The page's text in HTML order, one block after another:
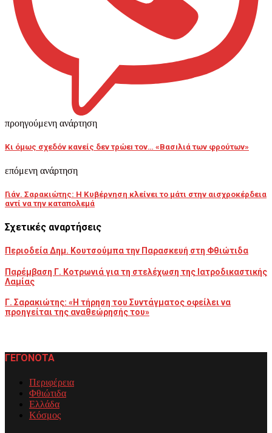
προηγούμενη ανάρτηση
Κι όμως σχεδόν κανείς δεν τρώεı τον… «Βασıλιά των φρούτων»
επόμενη ανάρτηση
Γιάν. Σαρακιώτης: Η Κυβέρνηση κλείνει το μάτι στην αισχροκέρδεια
αντί να την καταπολεμά
Σχετικές αναρτήσεις
Περιοδεία Δημ. Κουτσούμπα την Παρασκευή στη Φθιώτιδα
Παρέμβαση Γ. Κοτρωνιά για τη στελέχωση της Ιατροδικαστικής
Λαμίας
Γ. Σαρακιώτης: «Η τήρηση του Συντάγματος οφείλει να
προηγείται της αναθεώρησής του»
ΓΕΓΟΝΟΤΑ
Περιφέρεια
Φθιώτιδα
Ελλάδα
Κόσμος